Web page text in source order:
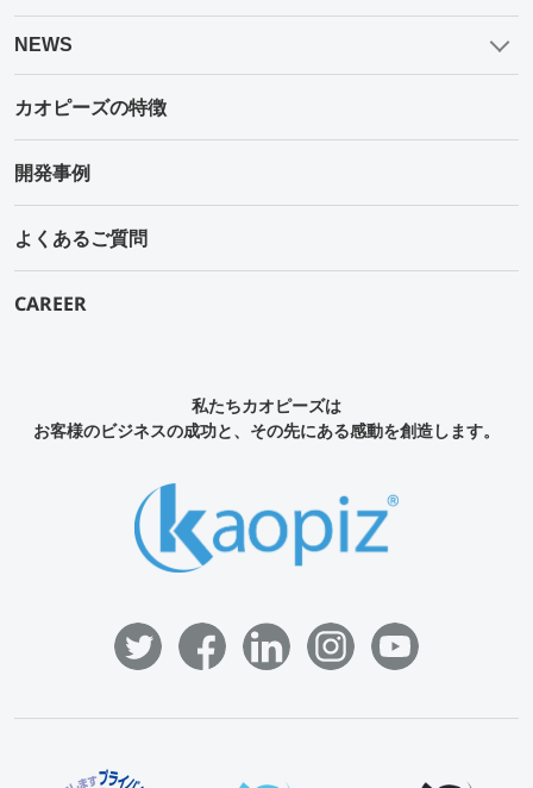
NEWS
カオピーズの特徴
開発事例
よくあるご質問
CAREER
私たちカオピーズは
お客様のビジネスの成功と、その先にある感動を創造します。